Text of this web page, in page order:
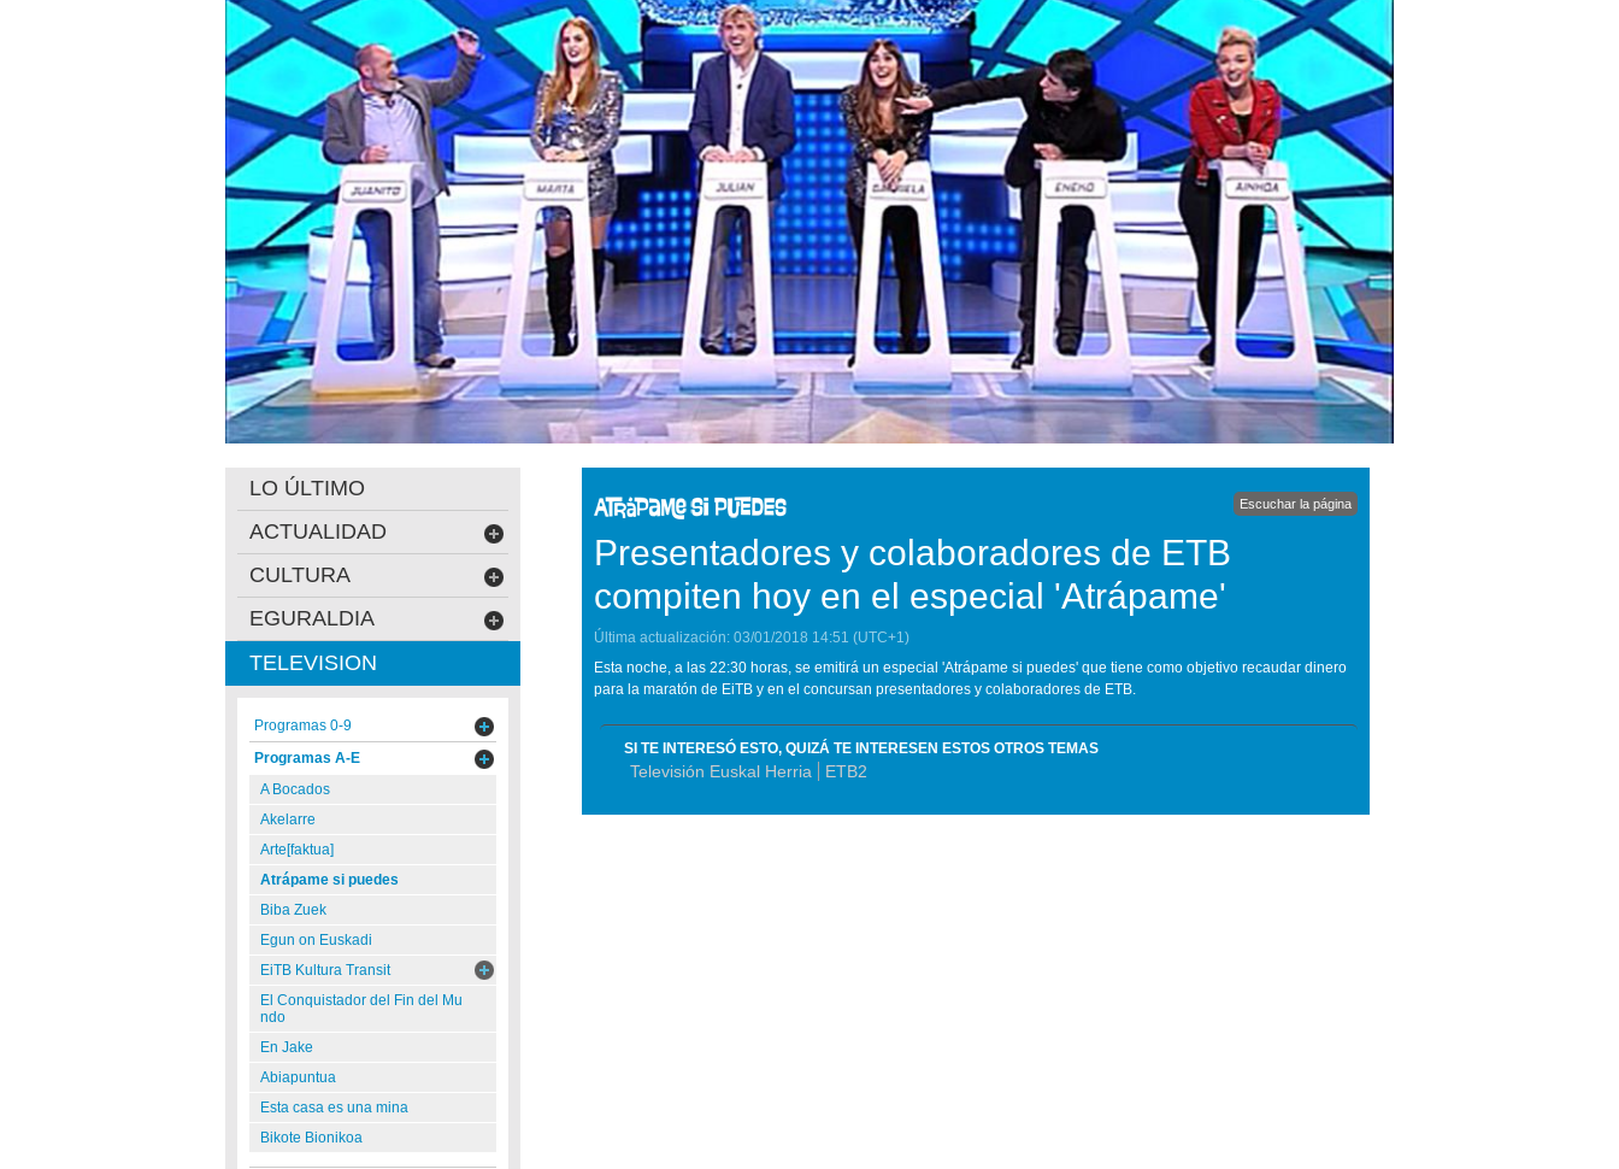
Escuchar la página
Presentadores y colaboradores de ETB
compiten hoy en el especial 'Atrápame'
Última actualización: 03/01/2018 14:51 (UTC+1)
Esta noche, a las 22:30 horas, se emitirá un especial 'Atrápame si puedes' que tiene como objetivo recaudar dinero
para la maratón de EiTB y en el concursan presentadores y colaboradores de ETB.
SI TE INTERESÓ ESTO, QUIZÁ TE INTERESEN ESTOS OTROS TEMAS
Televisión Euskal Herria ETB2
LO ÚLTIMO
ACTUALIDAD
CULTURA
EGURALDIA
TELEVISION
Programas 0-9
Programas A-E
A Bocados
Akelarre
Arte[faktua]
Atrápame si puedes
Biba Zuek
Egun on Euskadi
EiTB Kultura Transit
El Conquistador del Fin del Mu
ndo
En Jake
Abiapuntua
Esta casa es una mina
Bikote Bionikoa